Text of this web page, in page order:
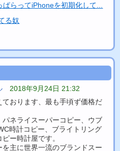
らってiPhoneを初期化して...
る奴
2018年9月24日 21:32
おります、最も手頃ず価格だ
ネライスーパーコピー、ウブ
時計コピー、ブライトリング
ー時計屋です。
主に世界一流のブランドスー